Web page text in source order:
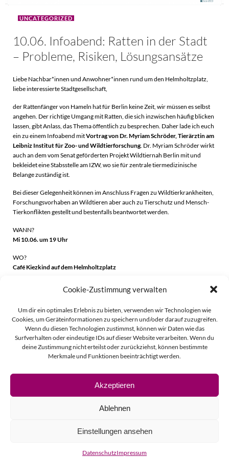
Cookie-Zustimmung verwalten
Um dir ein optimales Erlebnis zu bieten, verwenden wir Technologien wie
Cookies, um Geräteinformationen zu speichern und/oder darauf zuzugreifen.
Wenn du diesen Technologien zustimmst, können wir Daten wie das
Surfverhalten oder eindeutige IDs auf dieser Website verarbeiten. Wenn du
deine Zustimmung nicht erteilst oder zurückziehst, können bestimmte
Merkmale und Funktionen beeinträchtigt werden.
Akzeptieren
Ablehnen
Einstellungen ansehen
DatenschutzImpressum
UNCATEGORIZED
10.06. Infoabend: Ratten in der Stadt
– Probleme, Risiken, Lösungsansätze
Liebe Nachbar*innen und Anwohner*innen rund um den Helmholtzplatz,
liebe interessierte Stadtgesellschaft,
der Rattenfänger von Hameln hat für Berlin keine Zeit, wir müssen es selbst
angehen. Der richtige Umgang mit Ratten, die sich inzwischen häufig blicken
lassen, gibt Anlass, das Thema öffentlich zu besprechen. Daher lade ich euch
ein zu einem Infoabend mitVortrag von Dr. Myriam Schröder,Tierärztin am
Leibniz Institut für Zoo- und Wildtierforschung. Dr. Myriam Schröder wirkt
auch an dem vom Senat geförderten Projekt Wildtiernah Berlin mit und
bekleidet eine Stabsstelle am IZW, wo sie für zentrale tiermedizinische
Belange zuständig ist.
Bei dieser Gelegenheit können im Anschluss Fragen zu Wildtierkrankheiten,
Forschungsvorhaben an Wildtieren aber auch zu Tierschutz und Mensch-
Tierkonflikten gestellt und bestenfalls beantwortet werden.
WANN?
Mi 10.06. um 19 Uhr
WO?
Café Kiezkind auf dem Helmholtzplatz
© 2026 Linda Vierecke.